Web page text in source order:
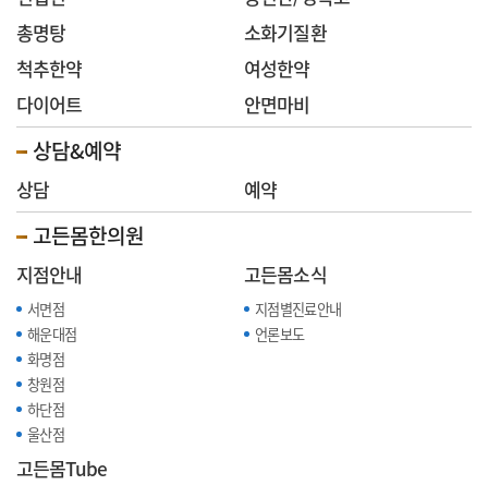
총명탕
소화기질환
척추한약
여성한약
다이어트
안면마비
상담&예약
상담 예약
고든몸한의원
지점안내
서면점
해운대점
화명점
창원점
하단점
울산점
고든몸소식
지점별진료안내
언론보도
고든몸Tube